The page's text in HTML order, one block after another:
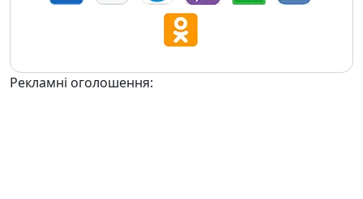
Рекламні оголошення: